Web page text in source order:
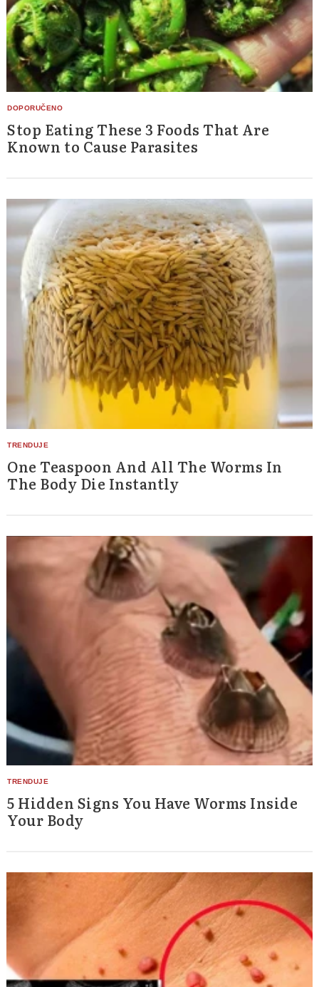
Stop Eating These 3 Foods That Are
Known to Cause Parasites
One Teaspoon And All The Worms In
The Body Die Instantly
5 Hidden Signs You Have Worms Inside
Your Body